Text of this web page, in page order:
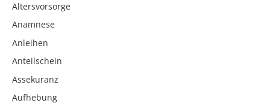
Altersvorsorge
Anamnese
Anleihen
Anteilschein
Assekuranz
Aufhebung